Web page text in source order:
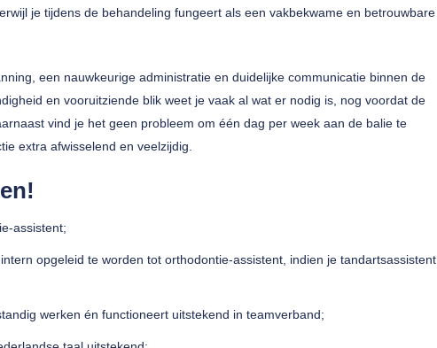
je tijdens de behandeling fungeert als een vakbekwame en betrouwbare
een nauwkeurige administratie en duidelijke communicatie binnen de
en vooruitziende blik weet je vaak al wat er nodig is, nog voordat de
vind je het geen probleem om één dag per week aan de balie te
extra afwisselend en veelzijdig.
assistent;
opgeleid te worden tot orthodontie-assistent, indien je tandartsassistent
werken én functioneert uitstekend in teamverband;